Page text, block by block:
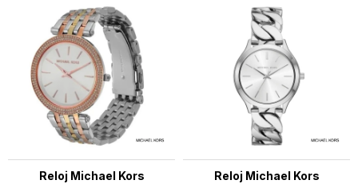
Reloj Michael Kors
Reloj Michael Kors